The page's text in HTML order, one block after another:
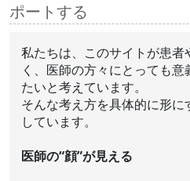
ポートする
私たちは、このサイトが患者
く、医師の方々にとっても
たいと考えています。
そんな考え方を具体的に形
しています。
医師の“顔”が見える